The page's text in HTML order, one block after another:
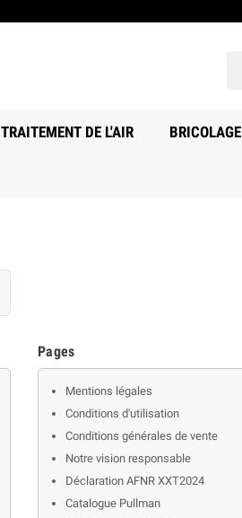
TRAITEMENT DE L'AIR BRICOLAGE
Pages
Mentions légales
Conditions d'utilisation
Conditions générales de vente
Notre vision responsable
Déclaration AFNR XXT2024
Catalogue Pullman